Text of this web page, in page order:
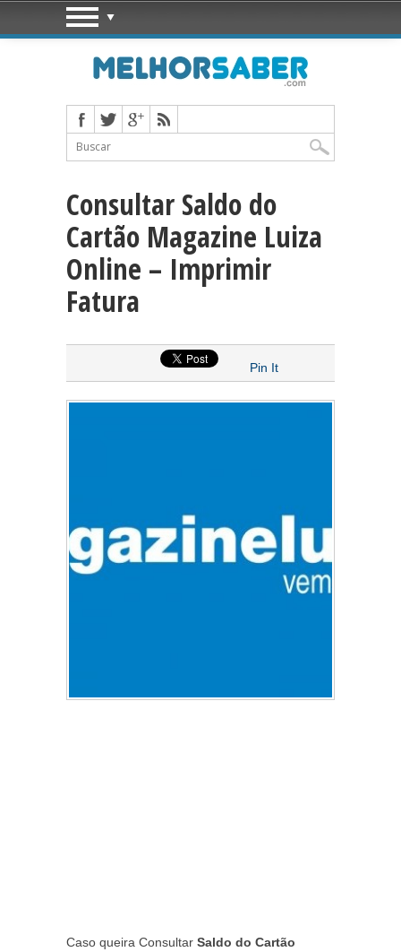
Consultar Saldo do
Cartão Magazine Luiza
Online – Imprimir
Fatura
Pin It
Caso queira Consultar Saldo do Cartão